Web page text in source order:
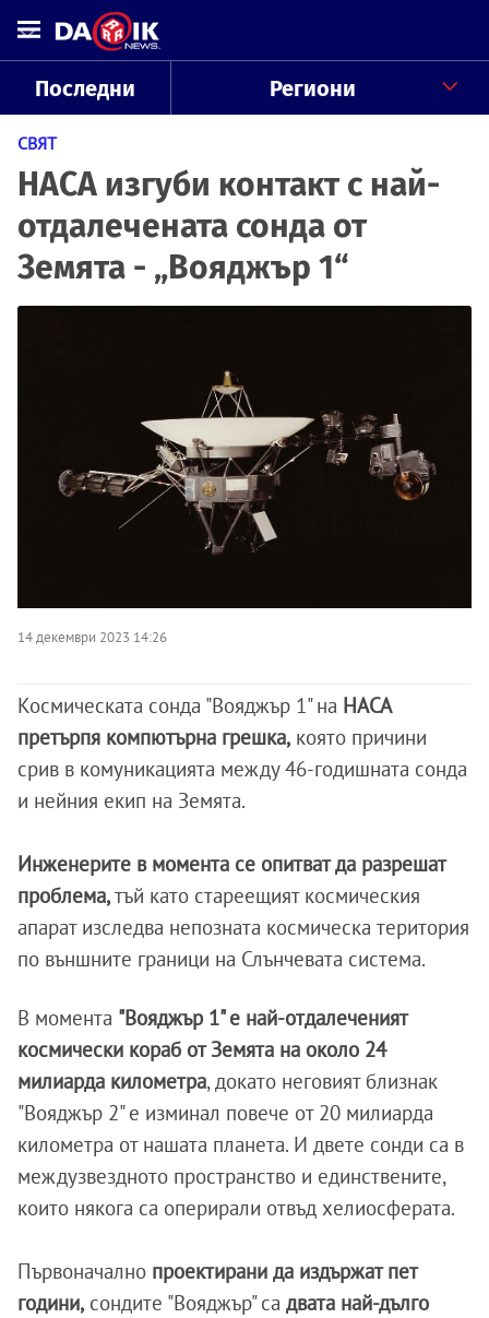
Последни Региони
СВЯТ
НАСА изгуби контакт с най-
отдалечената сонда от
Земята - „Вояджър 1“
14 декември 2023 14:26
Космическата сонда "Вояджър 1" на НАСА
претърпя компютърна грешка, която причини
срив в комуникацията между 46-годишната сонда
и нейния екип на Земята.
Инженерите в момента се опитват да разрешат
проблема,тъй като стареещият космическия
апарат изследва непозната космическа територия
по външните граници на Слънчевата система.
В момента "Вояджър 1" е най-отдалеченият
космически кораб от Земята на около 24
милиарда километра, докато неговият близнак
"Вояджър 2" е изминал повече от 20 милиарда
километра от нашата планета. И двете сонди са в
междузвездното пространство и единствените,
които някога са оперирали отвъд хелиосферата.
Първоначално проектирани да издържат пет
години, сондите "Вояджър" са двата най-дълго